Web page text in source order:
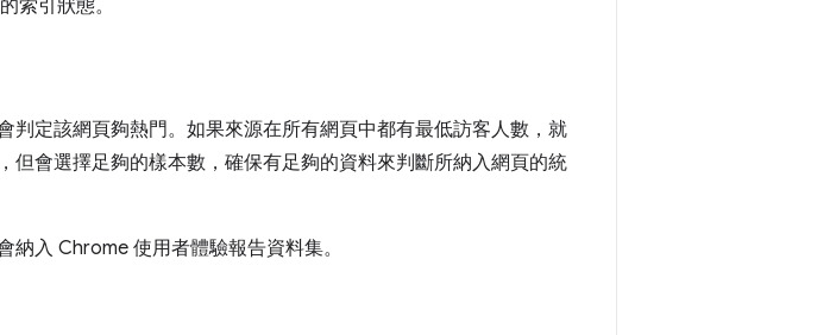
索引狀態。
判定該網頁夠熱門。如果來源在所有網頁中都有最低訪客人數，就
但會選擇足夠的樣本數，確保有足夠的資料來判斷所納入網頁的統
入 Chrome 使用者體驗報告資料集。